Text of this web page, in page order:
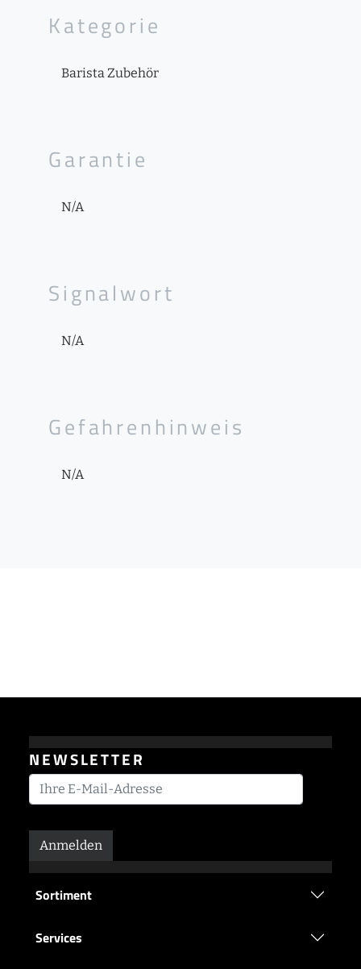
Kategorie
Barista Zubehör
Garantie
N/A
Signalwort
N/A
Gefahrenhinweis
N/A
NEWSLETTER
Anmelden
Sortiment
Services